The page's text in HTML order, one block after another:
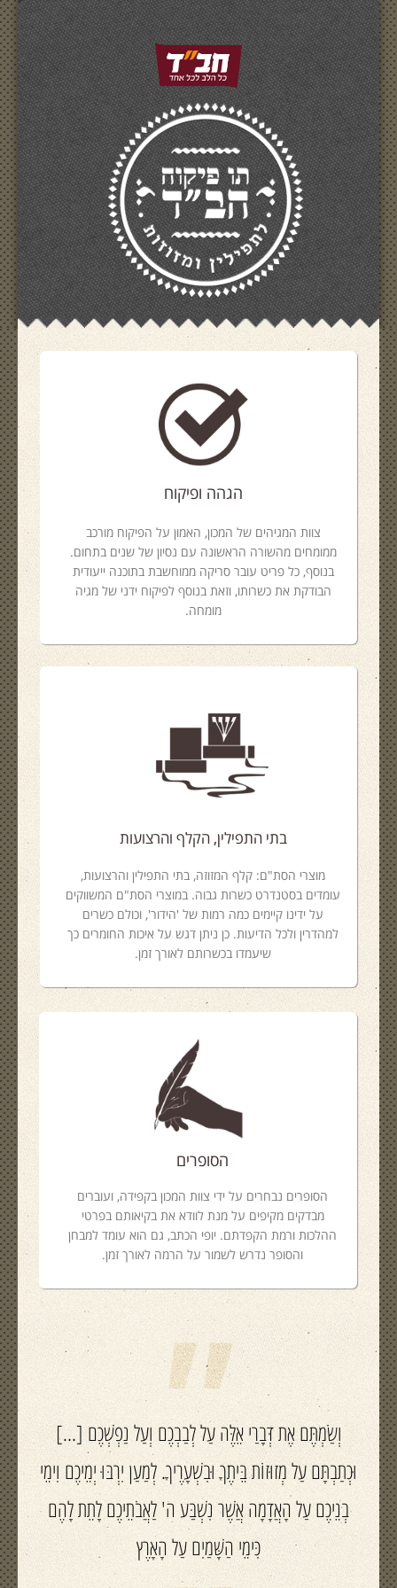
הסופרים
הסופרים נבחרים על ידי צוות המכון בקפידה, ועוברים
מבדקים מקיפים על מנת לוודא את בקיאותם בפרטי
ההלכות ורמת הקפדתם. יופי הכתב, גם הוא עומד למבחן
והסופר נדרש לשמור על הרמה לאורך זמן.
בתי התפילין, הקלף והרצועות
מוצרי הסת"ם: קלף המזוזה, בתי התפילין והרצועות,
עומדים בסטנדרט כשרות גבוה. במוצרי הסת"ם המשווקים
על ידינו קיימים כמה רמות של 'הידור', וכולם כשרים
למהדרין ולכל הדיעות. כן ניתן דגש על איכות החומרים כך
שיעמדו בכשרותם לאורך זמן.
הגהה ופיקוח
צוות המגיהים של המכון, האמון על הפיקוח מורכב
ממומחים מהשורה הראשונה עם נסיון של שנים בתחום.
בנוסף, כל פריט עובר סריקה ממוחשבת בתוכנה ייעודית
הבודקת את כשרותו, וזאת בנוסף לפיקוח ידני של מגיה
מומחה.
וְשַׂמְתֶּם אֶת דְּבָרַי אֵלֶּה עַל לְבַבְכֶם וְעַל נַפְשְׁכֶם [...]
וּכְתַבְתָּם עַל מְזוּזוֹת בֵּיתֶךָ וּבִשְׁעָרֶיךָ. לְמַעַן יִרְבּוּ יְמֵיכֶם וִימֵי
בְנֵיכֶם עַל הָאֲדָמָה אֲשֶׁר נִשְׁבַּע ה' לַאֲבֹתֵיכֶם לָתֵת לָהֶם
כִּימֵי הַשָּׁמַיִם עַל הָאָרֶץ
"